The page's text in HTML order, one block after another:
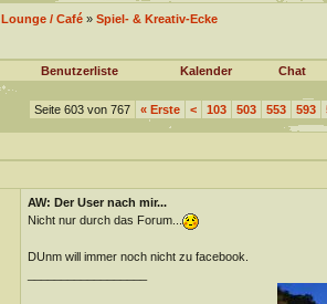
Lounge / Café» Spiel- & Kreativ-Ecke
Benutzerliste Kalender Chat
Seite 603 von 767 «Erste < 103 503 553 593
AW: Der User nach mir...
Nicht nur durch das Forum...
DUnm will immer noch nicht zu facebook.